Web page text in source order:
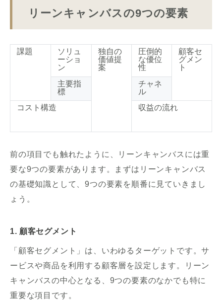
リーンキャンバスの9つの要素
課題
ソリュ
ーショ
ン
独自の
価値提
案
圧倒的
な優位
性
顧客セ
グメン
ト
主要指
標
チャネ
ル
コスト構造
収益の流れ
前の項目でも触れたように、リーンキャンバスには重
要な9つの要素があります。まずはリーンキャンバス
の基礎知識として、9つの要素を順番に見ていきまし
ょう。
1. 顧客セグメント
「顧客セグメント」は、いわゆるターゲットです。サ
ービスや商品を利用する顧客層を設定します。リーン
キャンバスの中心となる、9つの要素のなかでも特に
重要な項目です。